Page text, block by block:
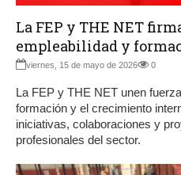
La FEP y THE NET
empleabilidad y
viernes, 15 de mayo de 2026 0
La FEP y THE NET unen
formación y el crecimiento
iniciativas, colaboraciones y
profesionales del sector.